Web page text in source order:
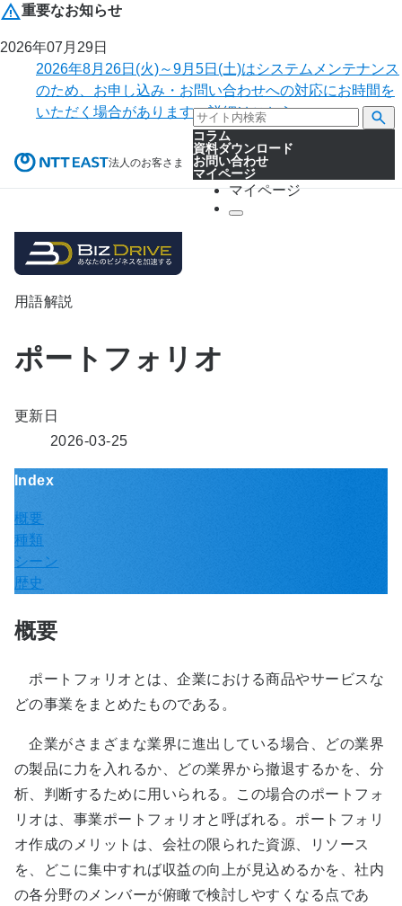
重要なお知らせ
2026年07月29日
2026年8月26日(火)～9月5日(土)はシステムメンテナンス
のため、お申し込み・お問い合わせへの対応にお時間を
いただく場合があります。詳細はこちら。
法人のお客さま
コラム
資料ダウンロード
お問い合わせ
マイページ
マイページ
用語解説
ポートフォリオ
更新日
2026-03-25
Index
概要
種類
シーン
歴史
概要
ポートフォリオとは、企業における商品やサービスな
どの事業をまとめたものである。
企業がさまざまな業界に進出している場合、どの業界
の製品に力を入れるか、どの業界から撤退するかを、分
析、判断するために用いられる。この場合のポートフォ
リオは、事業ポートフォリオと呼ばれる。ポートフォリ
オ作成のメリットは、会社の限られた資源、リソース
を、どこに集中すれば収益の向上が見込めるかを、社内
の各分野のメンバーが俯瞰で検討しやすくなる点であ